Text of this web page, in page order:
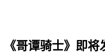
《哥谭骑士》即